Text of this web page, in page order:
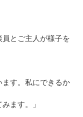
とご主人が様子を
す。私にできるか
ます。」